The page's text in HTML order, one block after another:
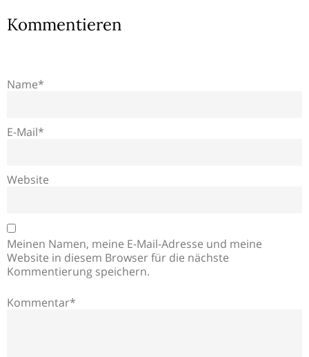
Kommentieren
Name*
E-Mail*
Website
Meinen Namen, meine E-Mail-Adresse und meine
Website in diesem Browser für die nächste
Kommentierung speichern.
Kommentar*